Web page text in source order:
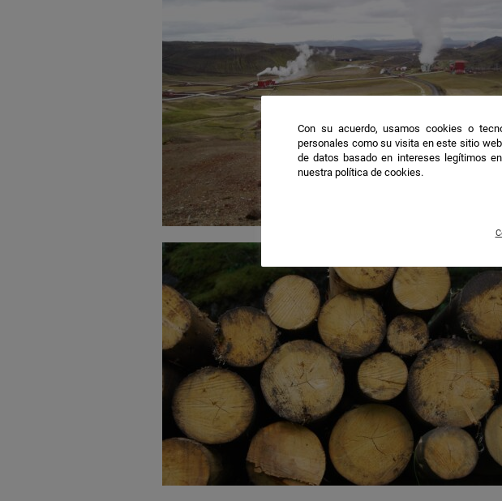
Con su acuerdo, usamos cookies o
personales como su visita en este sitio
de datos basado en intereses legítimos
nuestra política de cookies.